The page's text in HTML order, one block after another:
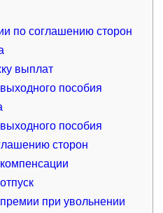
по соглашению сторон
выплат
пособия
пособия
сторон
при увольнении